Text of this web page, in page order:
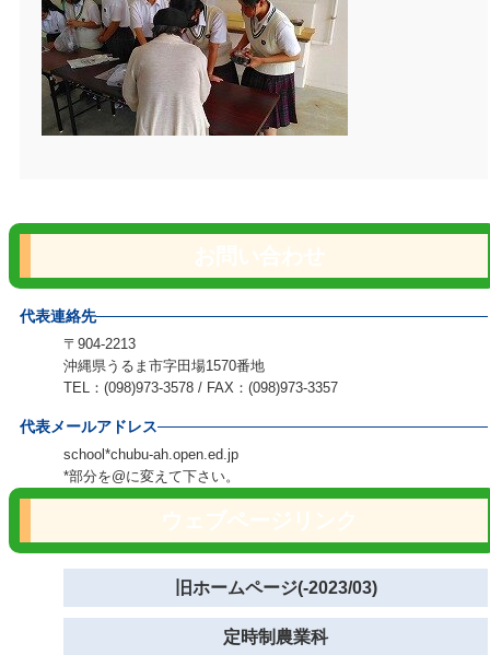
代表連絡先
〒904-2213
沖縄県うるま市字田場1570番地
TEL：(098)973-3578 / FAX：(098)973-3357
代表メールアドレス
school*chubu-ah.open.ed.jp
*部分を@に変えて下さい。
旧ホームページ(-2023/03)
定時制農業科